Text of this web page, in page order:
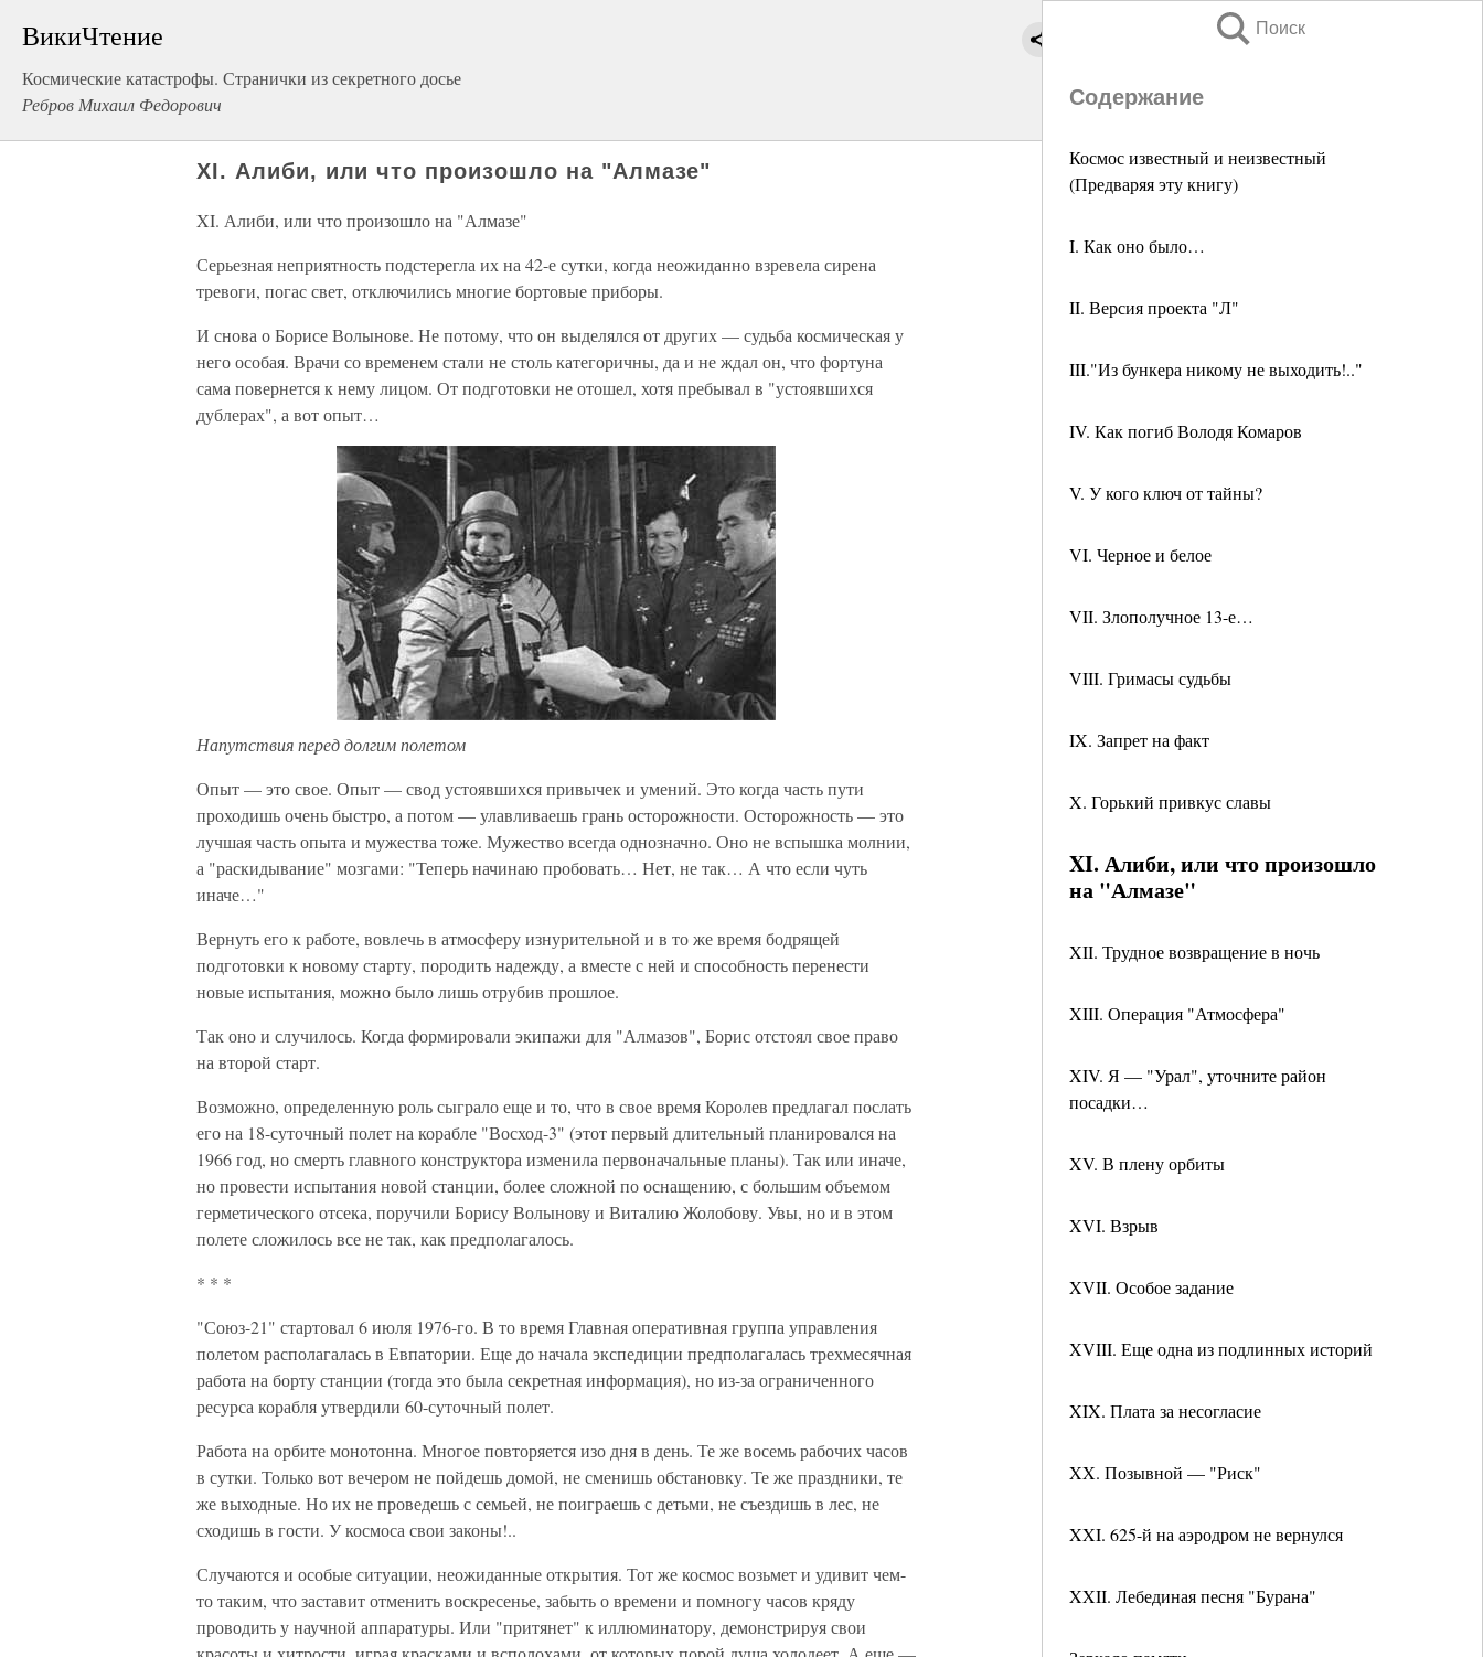
ВикиЧтение
Космические катастрофы. Странички из секретного досье
Ребров Михаил Федорович
Поиск
Содержание
Космос известный и неизвестный
(Предваряя эту книгу)
I. Как оно было…
II. Версия проекта "Л"
III."Из бункера никому не выходить!.."
IV. Как погиб Володя Комаров
V. У кого ключ от тайны?
VI. Черное и белое
VII. Злополучное 13-е…
VIII. Гримасы судьбы
IX. Запрет на факт
X. Горький привкус славы
XI. Алиби, или что произошло
на "Алмазе"
XII. Трудное возвращение в ночь
XIII. Операция "Атмосфера"
XIV. Я — "Урал", уточните район
посадки…
XV. В плену орбиты
XVI. Взрыв
XVII. Особое задание
XVIII. Еще одна из подлинных историй
XIX. Плата за несогласие
XX. Позывной — "Риск"
XXI. 625-й на аэродром не вернулся
XXII. Лебединая песня "Бурана"
XI. Алиби, или что произошло на "Алмазе"
XI. Алиби, или что произошло на "Алмазе"
Серьезная неприятность подстерегла их на 42-е сутки, когда неожиданно взревела сирена
тревоги, погас свет, отключились многие бортовые приборы.
И снова о Борисе Волынове. Не потому, что он выделялся от других — судьба космическая у
него особая. Врачи со временем стали не столь категоричны, да и не ждал он, что фортуна
сама повернется к нему лицом. От подготовки не отошел, хотя пребывал в "устоявшихся
дублерах", а вот опыт…
Напутствия перед долгим полетом
Опыт — это свое. Опыт — свод устоявшихся привычек и умений. Это когда часть пути
проходишь очень быстро, а потом — улавливаешь грань осторожности. Осторожность — это
лучшая часть опыта и мужества тоже. Мужество всегда однозначно. Оно не вспышка молнии,
а "раскидывание" мозгами: "Теперь начинаю пробовать… Нет, не так… А что если чуть
иначе…"
Вернуть его к работе, вовлечь в атмосферу изнурительной и в то же время бодрящей
подготовки к новому старту, породить надежду, а вместе с ней и способность перенести
новые испытания, можно было лишь отрубив прошлое.
Так оно и случилось. Когда формировали экипажи для "Алмазов", Борис отстоял свое право
на второй старт.
Возможно, определенную роль сыграло еще и то, что в свое время Королев предлагал послать
его на 18-суточный полет на корабле "Восход-3" (этот первый длительный планировался на
1966 год, но смерть главного конструктора изменила первоначальные планы). Так или иначе,
но провести испытания новой станции, более сложной по оснащению, с большим объемом
герметического отсека, поручили Борису Волынову и Виталию Жолобову. Увы, но и в этом
полете сложилось все не так, как предполагалось.
* * *
"Союз-21" стартовал 6 июля 1976-го. В то время Главная оперативная группа управления
полетом располагалась в Евпатории. Еще до начала экспедиции предполагалась трехмесячная
работа на борту станции (тогда это была секретная информация), но из-за ограниченного
ресурса корабля утвердили 60-суточный полет.
Работа на орбите монотонна. Многое повторяется изо дня в день. Те же восемь рабочих часов
в сутки. Только вот вечером не пойдешь домой, не сменишь обстановку. Те же праздники, те
же выходные. Но их не проведешь с семьей, не поиграешь с детьми, не съездишь в лес, не
сходишь в гости. У космоса свои законы!..
Случаются и особые ситуации, неожиданные открытия. Тот же космос возьмет и удивит чем-
то таким, что заставит отменить воскресенье, забыть о времени и помногу часов кряду
проводить у научной аппаратуры. Или "притянет" к иллюминатору, демонстрируя свои